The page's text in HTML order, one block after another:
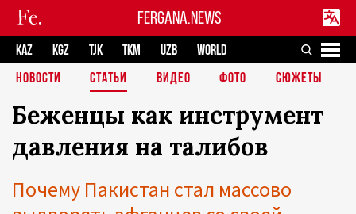
FERGANA.NEWS
KAZ KGZ TJK TKM UZB
WORLD
НОВОСТИ
СТАТЬИ ВИДЕО ФОТО СЮЖЕТЫ
Беженцы как инструмент
давления на талибов
Почему Пакистан стал массово